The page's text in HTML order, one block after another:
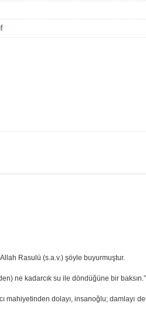
Rasulü (s.a.v.) şöyle buyurmuştur.
ne kadarcık su ile döndüğüne bir
dolayı, insanoğlu; damlayı